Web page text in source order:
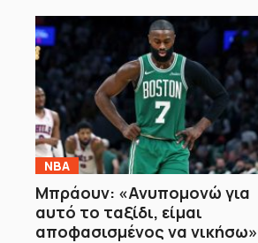
NBA
Μπράουν: «Ανυπομονώ για
αυτό το ταξίδι, είμαι
αποφασισμένος να νικήσω»